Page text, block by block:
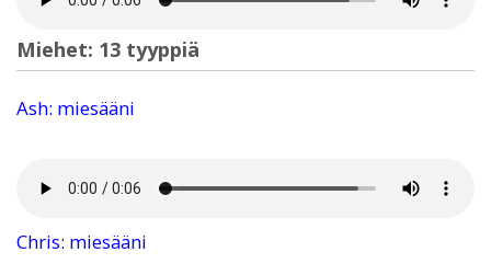
Miehet: 13 tyyppiä
Ash: miesääni
Chris: miesääni